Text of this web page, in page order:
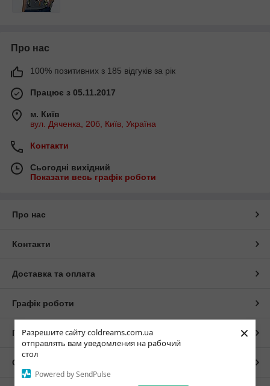
Разрешите сайту coldreams.com.ua
отправлять вам уведомления на рабочий
стол
Powered by SendPulse
×
Про нас
100% позитивних з 185 відгуків за рік
Працює з 05.11.2017
м. Київ
вул. Дяченка, 20б, Київ, Україна
Контакти
Сьогодні вихідний
Показати весь графік роботи
Про нас
Контакти
Доставка та оплата
Графік роботи
Повна версія сайту
Сайт створено на маркетплейсі